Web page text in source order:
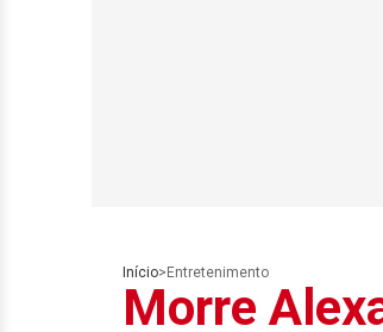
Início> Entretenimento
Morre